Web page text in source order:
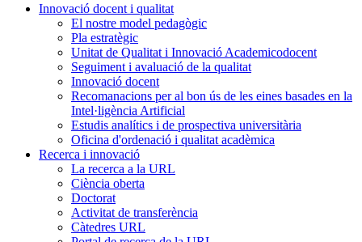
Innovació docent i qualitat
El nostre model pedagògic
Pla estratègic
Unitat de Qualitat i Innovació Academicodocent
Seguiment i avaluació de la qualitat
Innovació docent
Recomanacions per al bon ús de les eines basades en la
Intel·ligència Artificial
Estudis analítics i de prospectiva universitària
Oficina d'ordenació i qualitat acadèmica
Recerca i innovació
La recerca a la URL
Ciència oberta
Doctorat
Activitat de transferència
Càtedres URL